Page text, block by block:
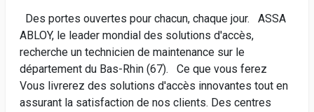
Des portes ouvertes pour chacun, chaque jour. ASSA
ABLOY, le leader mondial des solutions d'accès,
recherche un technicien de maintenance sur le
département du Bas-Rhin (67). Ce que vous ferez
Vous livrerez des solutions d'accès innovantes tout en
assurant la satisfaction de nos clients. Des centres